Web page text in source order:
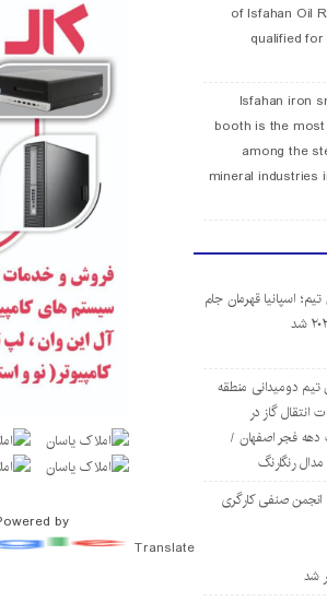
of Isfahan Oil
qualified
Isfahan iron
booth is the
among the
mineral industries
تیم؛ اسپانیا قهرمان جام
دومیدانی منطقه
انتقال گاز در
دهه فجر اصفهان /
انجمن صنفی کارگری
شد
by
Translate